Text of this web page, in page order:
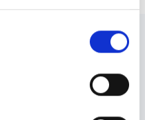
info/foglaljorvost-